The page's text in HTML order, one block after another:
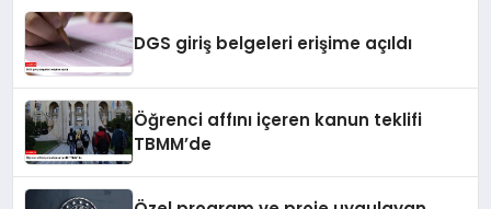
DGS giriş belgeleri erişime açıldı
Öğrenci affını içeren kanun teklifi
TBMM’de